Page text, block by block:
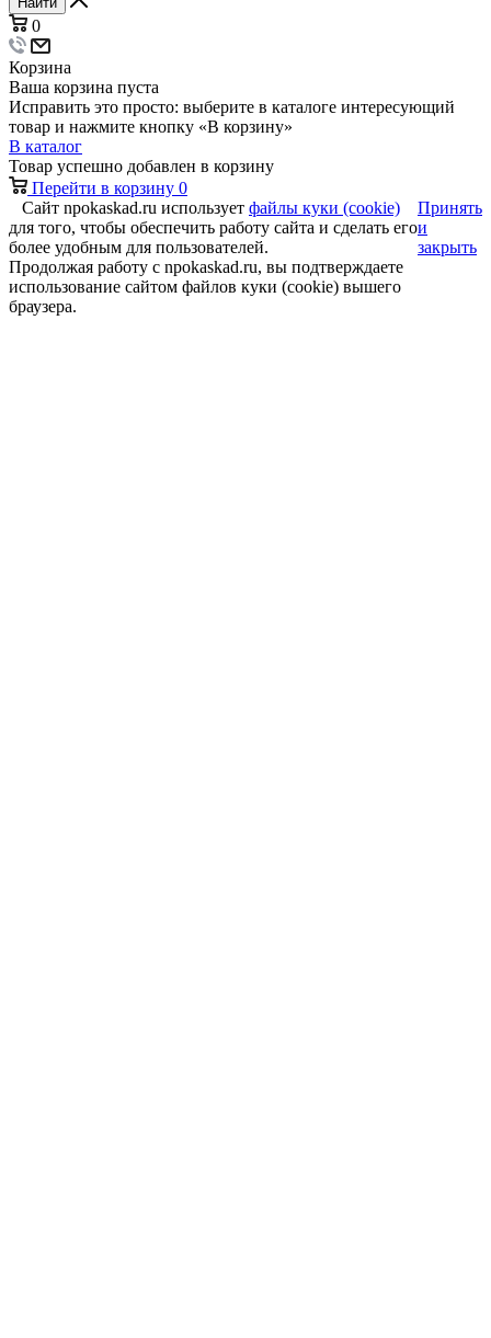
0
Корзина
Ваша корзина пуста
Исправить это просто: выберите в каталоге интересующий
товар и нажмите кнопку «В корзину»
В каталог
Товар успешно добавлен в корзину
Перейти в корзину 0
Сайт npokaskad.ru использует файлы куки (cookie)
для того, чтобы обеспечить работу сайта и сделать его
более удобным для пользователей.
Продолжая работу с npokaskad.ru, вы подтверждаете
использование сайтом файлов куки (cookie) вышего
браузера.
Принять
и
закрыть